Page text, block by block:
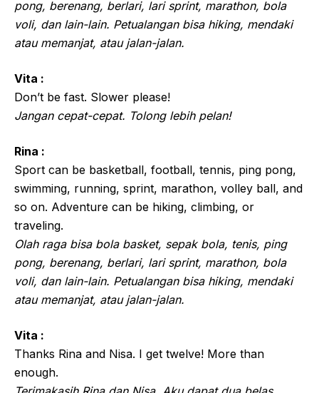
pong, berenang, berlari, lari sprint, marathon, bola
voli, dan lain-lain. Petualangan bisa hiking, mendaki
atau memanjat, atau jalan-jalan.
Vita :
Don’t be fast. Slower please!
Jangan cepat-cepat. Tolong lebih pelan!
Rina :
Sport can be basketball, football, tennis, ping pong,
swimming, running, sprint, marathon, volley ball, and
so on. Adventure can be hiking, climbing, or
traveling.
Olah raga bisa bola basket, sepak bola, tenis, ping
pong, berenang, berlari, lari sprint, marathon, bola
voli, dan lain-lain. Petualangan bisa hiking, mendaki
atau memanjat, atau jalan-jalan.
Vita :
Thanks Rina and Nisa. I get twelve! More than
enough.